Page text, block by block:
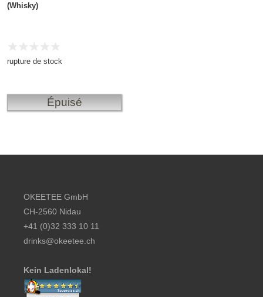
(Whisky)
rupture de stock
Épuisé
OKEETEE GmbH
CH-2560 Nidau
+41 (0)32 333 10 11
drinks@okeetee.ch
Kein Ladenlokal!